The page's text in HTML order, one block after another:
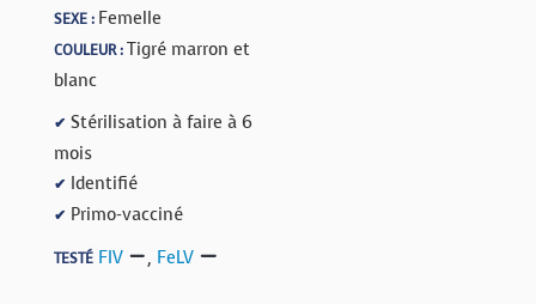
SEXE : Femelle
COULEUR :Tigré marron et
blanc
✔ Stérilisation à faire à 6
mois
✔ Identifié
✔ Primo-vacciné
TESTÉ FIV , FeLV